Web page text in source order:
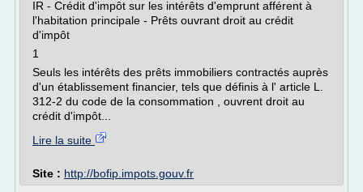
IR - Crédit d'impôt sur les intérêts d'emprunt afférent à
l'habitation principale - Prêts ouvrant droit au crédit
d'impôt
1
Seuls les intérêts des prêts immobiliers contractés auprès
d'un établissement financier, tels que définis à l' article L.
312-2 du code de la consommation , ouvrent droit au
crédit d'impôt...
Lire la suite
Site : http://bofip.impots.gouv.fr